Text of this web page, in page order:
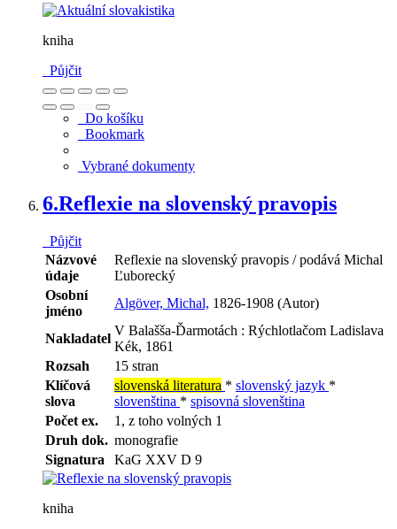
kniha
Půjčit
Do košíku
Bookmark
Vybrané dokumenty
6.Reflexie na slovenský pravopis
Půjčit
Názvové
údaje
Reflexie na slovenský pravopis / podává Michal
Ľuborecký
Osobní
jméno
Algöver, Michal, 1826-1908 (Autor)
Nakladatel
V Balašša-Ďarmotách : Rýchlotlačom Ladislava
Kék, 1861
Rozsah
15 stran
Klíčová
slova
slovenská literatura * slovenský jazyk *
slovenština * spisovná slovenština
Počet ex.
1, z toho volných 1
Druh dok. monografie
Signatura
KaG XXV D 9
kniha